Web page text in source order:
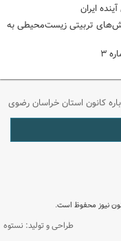
ایران
تربیتی زیست‌محیطی به
۳
کانون استان خراسان رضوی
نیوز محفوظ است.
طراحی و تولید: نستوه